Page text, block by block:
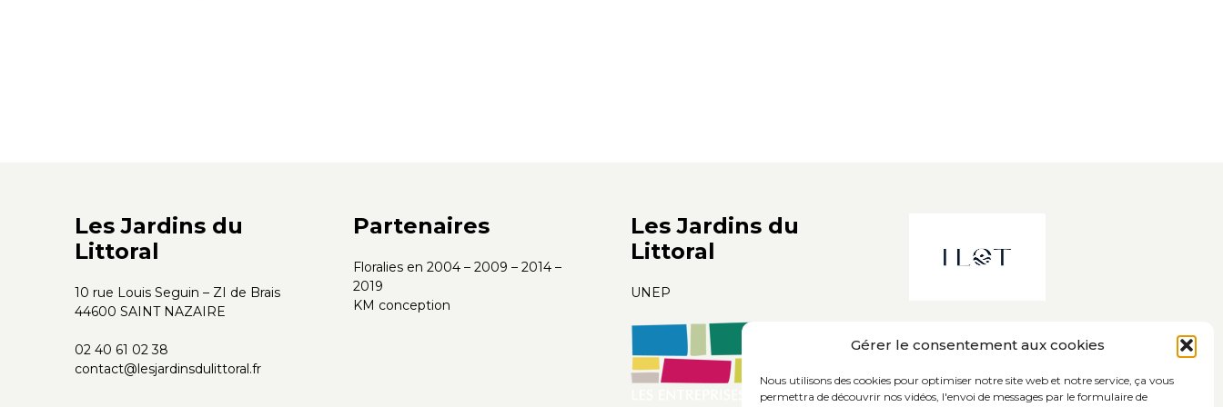
Gérer le consentement aux cookies
Nous utilisons des cookies pour optimiser notre site web et notre service, ça vous
permettra de découvrir nos vidéos, l'envoi de messages par le formulaire de
Les Jardins du
Littoral
10 rue Louis Seguin – ZI de Brais
44600 SAINT NAZAIRE
02 40 61 02 38
contact@lesjardinsdulittoral.fr
Partenaires
Floralies en 2004 – 2009 – 2014 –
2019
KM conception
Les Jardins du
Littoral
UNEP